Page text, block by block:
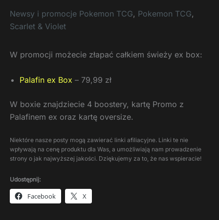
Newsy i promocje Pokemon TCG, Pokemon TCG,
Scarlet & Violet
W promocji możecie złapać całkiem świeży ex box:
Palafin ex Box – 79,99 zł
W boxie znajdziecie 4 boostery, kartę Promo z
Palafinem ex oraz kartę oversize.
Niektóre nasze posty mogą zawierać linki afiliacyjne. Linki te nie
wpływają na cenę produktu dla Was, a umożliwiają nam prowadzenie
strony o jak najwyższej jakości. Dziękujemy za to, że nas wspieracie!
Udostępnij:
Facebook X